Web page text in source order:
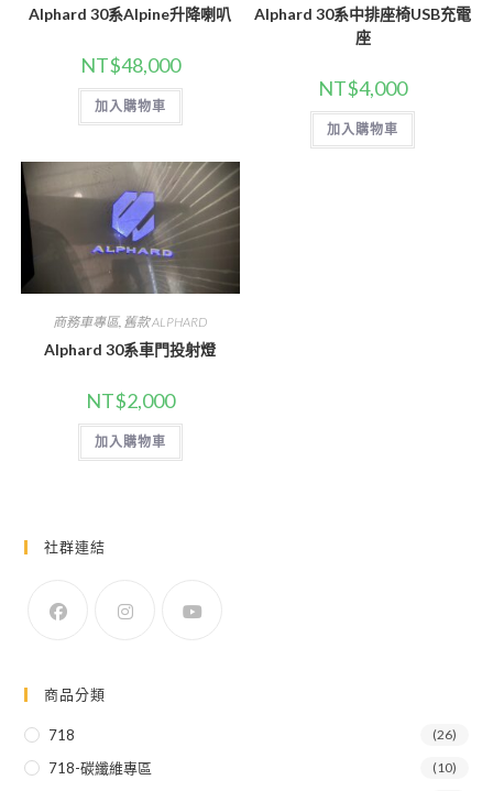
Alphard 30系Alpine升降喇叭
NT$48,000
加入購物車
Alphard 30系中排座椅USB充電
座
NT$4,000
加入購物車
商務車專區, 舊款 ALPHARD
Alphard 30系車門投射燈
NT$2,000
加入購物車
社群連結
商品分類
718 (26)
718-碳纖維專區 (10)